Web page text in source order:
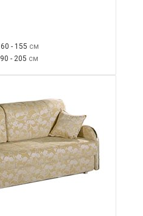
60 - 155
- 205